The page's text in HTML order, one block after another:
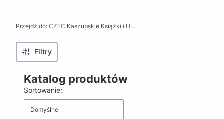
Przejdź do: CZEC Kaszubskie Książki i Upominki - Pamiątki z Kaszub
Filtry
Katalog produktów
Lista produktów
Sortowanie:
Domyślne